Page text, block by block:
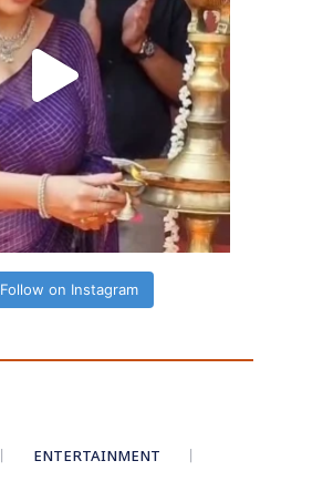
Follow on Instagram
ENTERTAINMENT